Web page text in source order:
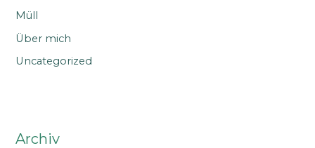
Müll
Über mich
Uncategorized
Archiv